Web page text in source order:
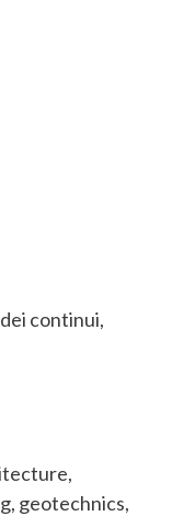
continui,
geotechnics,